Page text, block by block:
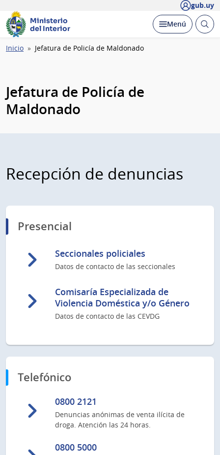
gub.uy
Ministerio
del Interior
Desplegar
Menú Abrir
Ruta
Inicio Jefatura de Policía de Maldonado
Jefatura de Policía de
Maldonado
Recepción de denuncias
Presencial
Seccionales policiales
Datos de contacto de las seccionales
Comisaría Especializada de
Violencia Doméstica y/o Género
Datos de contacto de las CEVDG
Telefónico
0800 2121
Denuncias anónimas de venta ilícita de
droga. Atención las 24 horas.
0800 5000